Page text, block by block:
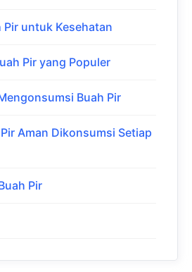
Pir untuk Kesehatan
Pir yang Populer
Buah Pir
Aman Dikonsumsi Setiap
Pir